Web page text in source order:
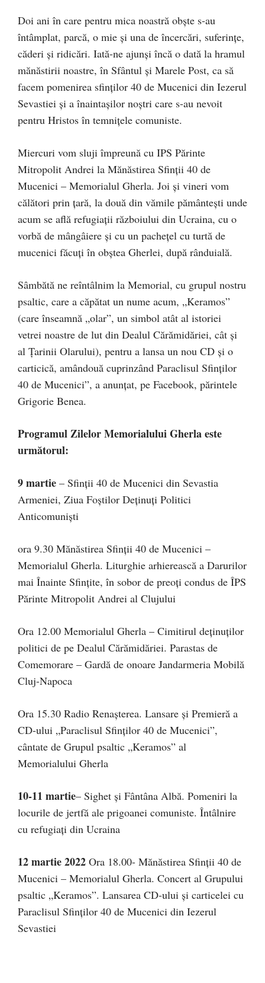
Doi ani în care pentru mica noastră obște s-au
întâmplat, parcă, o mie și una de încercări, suferințe,
căderi și ridicări. Iată-ne ajunși încă o dată la hramul
mănăstirii noastre, în Sfântul și Marele Post, ca să
facem pomenirea sfinților 40 de Mucenici din Iezerul
Sevastiei și a înaintașilor noștri care s-au nevoit
pentru Hristos în temnițele comuniste.
Miercuri vom sluji împreună cu IPS Părinte
Mitropolit Andrei la Mănăstirea Sfinții 40 de
Mucenici – Memorialul Gherla. Joi și vineri vom
călători prin țară, la două din vămile pământești unde
acum se află refugiații războiului din Ucraina, cu o
vorbă de mângâiere și cu un pachețel cu turtă de
mucenici făcuți în obștea Gherlei, după rânduială.
Sâmbătă ne reîntâlnim la Memorial, cu grupul nostru
psaltic, care a căpătat un nume acum, „Keramos”
(care înseamnă „olar”, un simbol atât al istoriei
vetrei noastre de lut din Dealul Cărămidăriei, cât și
al Țarinii Olarului), pentru a lansa un nou CD și o
carticică, amândouă cuprinzând Paraclisul Sfinților
40 de Mucenici”, a anunțat, pe Facebook, părintele
Grigorie Benea.
Programul Zilelor Memorialului Gherla este
următorul:
9 martie – Sfinții 40 de Mucenici din Sevastia
Armeniei, Ziua Foștilor Deținuți Politici
Anticomuniști
ora 9.30 Mănăstirea Sfinții 40 de Mucenici –
Memorialul Gherla. Liturghie arhierească a Darurilor
mai Înainte Sfințite, în sobor de preoți condus de ÎPS
Părinte Mitropolit Andrei al Clujului
Ora 12.00 Memorialul Gherla – Cimitirul deținuților
politici de pe Dealul Cărămidăriei. Parastas de
Comemorare – Gardă de onoare Jandarmeria Mobilă
Cluj-Napoca
Ora 15.30 Radio Renașterea. Lansare și Premieră a
CD-ului „Paraclisul Sfinților 40 de Mucenici”,
cântate de Grupul psaltic „Keramos” al
Memorialului Gherla
10-11 martie– Sighet și Fântâna Albă. Pomeniri la
locurile de jertfă ale prigoanei comuniste. Întâlnire
cu refugiați din Ucraina
12 martie 2022 Ora 18.00- Mănăstirea Sfinții 40 de
Mucenici – Memorialul Gherla. Concert al Grupului
psaltic „Keramos”. Lansarea CD-ului și carticelei cu
Paraclisul Sfinților 40 de Mucenici din Iezerul
Sevastiei